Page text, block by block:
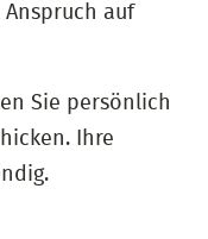
auf
Sie persönlich
Ihre